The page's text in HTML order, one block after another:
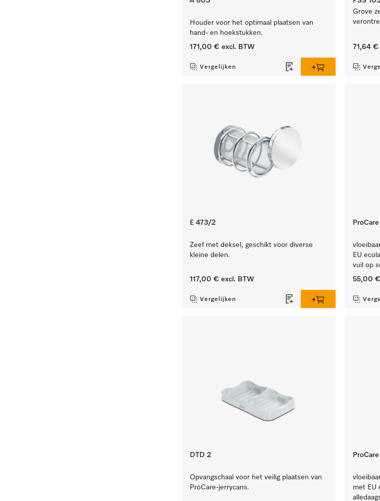
Houder voor het optimaal plaatsen van
hand- en hoekstukken.
171,00 € excl. BTW
Vergelijken
Grove
71,64 €
E 473/2
Zeef met deksel, geschikt voor diverse
kleine delen.
117,00 € excl. BTW
Vergelijken
EU
vuil op
55,00 €
DTD 2
Opvangschaal voor het veilig plaatsen van
ProCare-jerrycans.
met EU